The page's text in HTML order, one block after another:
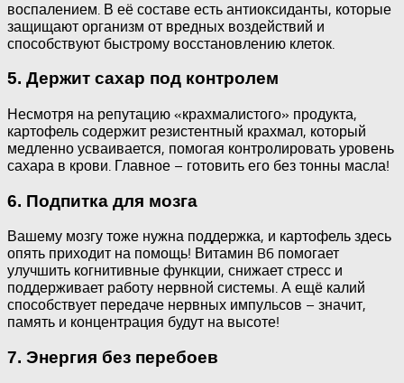
воспалением. В её составе есть антиоксиданты, которые
защищают организм от вредных воздействий и
способствуют быстрому восстановлению клеток.
5. Держит сахар под контролем
Несмотря на репутацию «крахмалистого» продукта,
картофель содержит резистентный крахмал, который
медленно усваивается, помогая контролировать уровень
сахара в крови. Главное – готовить его без тонны масла!
6. Подпитка для мозга
Вашему мозгу тоже нужна поддержка, и картофель здесь
опять приходит на помощь! Витамин B6 помогает
улучшить когнитивные функции, снижает стресс и
поддерживает работу нервной системы. А ещё калий
способствует передаче нервных импульсов – значит,
память и концентрация будут на высоте!
7. Энергия без перебоев